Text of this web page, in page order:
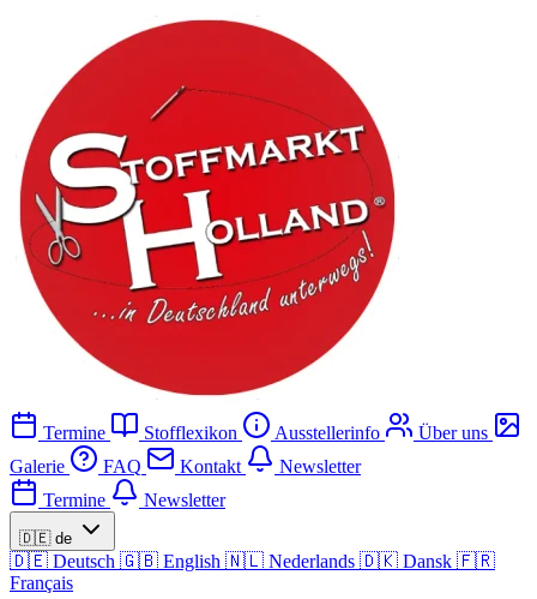
Termine Stofflexikon Ausstellerinfo
Über uns
Galerie
FAQ Kontakt
Newsletter
Termine
Newsletter
🇩🇪 de
🇩🇪 Deutsch 🇬🇧 English 🇳🇱 Nederlands 🇩🇰 Dansk 🇫🇷
Français